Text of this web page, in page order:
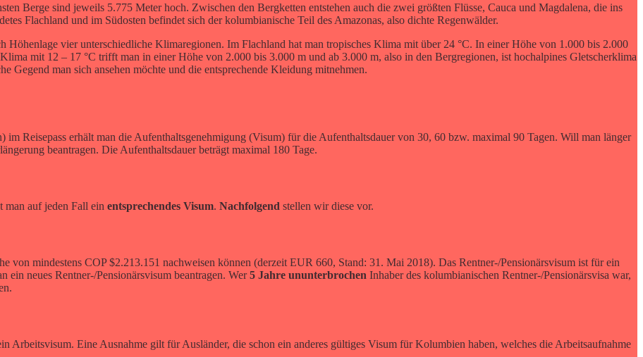
Berge sind jeweils 5.775 Meter hoch. Zwischen den Bergketten entstehen auch die zwei größten Flüsse, Cauca und Magdalena, die ins
Flachland und im Südosten befindet sich der kolumbianische Teil des Amazonas, also dichte Regenwälder.
vier unterschiedliche Klimaregionen. Im Flachland hat man tropisches Klima mit über 24 °C. In einer Höhe von 1.000 bis 2.000
mit 12 – 17 °C trifft man in einer Höhe von 2.000 bis 3.000 m und ab 3.000 m, also in den Bergregionen, ist hochalpines Gletscherklima
Gegend man sich ansehen möchte und die entsprechende Kleidung mitnehmen.
Reisepass erhält man die Aufenthaltsgenehmigung (Visum) für die Aufenthaltsdauer von 30, 60 bzw. maximal 90 Tagen. Will man länger
beantragen. Die Aufenthaltsdauer beträgt maximal 180 Tage.
man auf jeden Fall ein entsprechendes Visum. Nachfolgend stellen wir diese vor.
von mindestens COP $2.213.151 nachweisen können (derzeit EUR 660, Stand: 31. Mai 2018). Das Rentner-/Pensionärsvisum ist für ein
neues Rentner-/Pensionärsvisum beantragen. Wer5 Jahre ununterbrochen Inhaber des kolumbianischen Rentner-/Pensionärsvisa war,
Arbeitsvisum. Eine Ausnahme gilt für Ausländer, die schon ein anderes gültiges Visum für Kolumbien haben, welches die Arbeitsaufnahme